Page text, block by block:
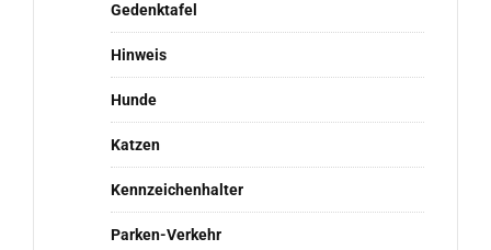
Gedenktafel
Hinweis
Hunde
Katzen
Kennzeichenhalter
Parken-Verkehr